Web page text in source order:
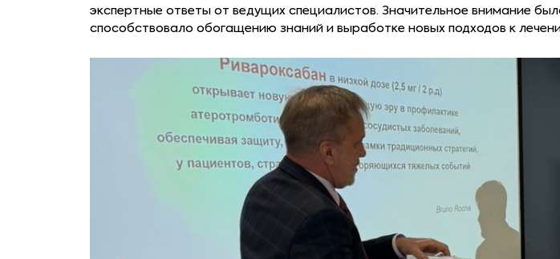
экспертные ответы от ведущих специалистов. Значительное внимание
способствовало обогащению знаний и выработке новых подходов к